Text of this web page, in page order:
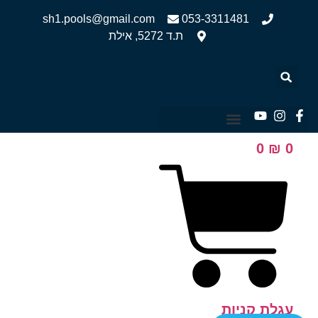
053-3311481
sh1.pools@gmail.com
ת.ד 5272, אילת
₪ 0
0
עגלת קניות